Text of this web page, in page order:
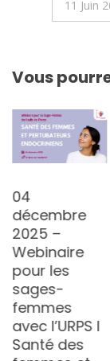
l’article
11 Juin
Vous
Soirée FEES :
Réduire
l’exposition
aux
polluants de
nos
patientes et
de leurs
enfants.